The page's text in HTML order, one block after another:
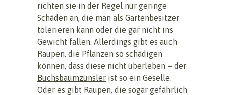
richten sie in der Regel nur geringe
Schäden an, die man als Gartenbesitzer
tolerieren kann oder die gar nicht ins
Gewicht fallen. Allerdings gibt es auch
Raupen, die Pflanzen so schädigen
können, dass diese nicht überleben – der
Buchsbaumzünsler ist so ein Geselle.
Oder es gibt Raupen, die sogar gefährlich